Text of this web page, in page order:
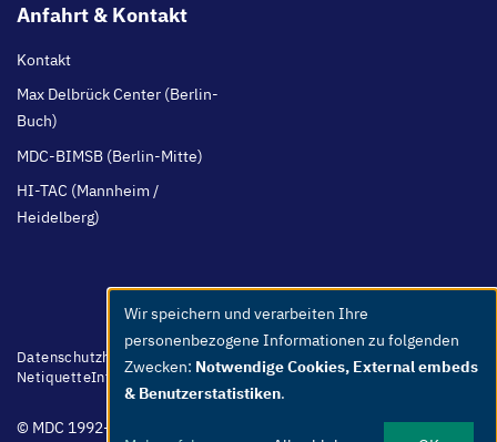
Anfahrt & Kontakt
Kontakt
Max Delbrück Center (Berlin-
Buch)
MDC-BIMSB (Berlin-Mitte)
HI-TAC (Mannheim /
Heidelberg)
Footer
menu
Datenschutzhinweis BarrierefreiheitLeichte Sprache
Whistleblower
NetiquetteInternImpressum
© MDC 1992-2026
Use
of
personal
data
Wir speichern und verarbeiten Ihre
personenbezogene Informationen zu folgenden
Zwecken: Notwendige Cookies, External embeds
& Benutzerstatistiken.